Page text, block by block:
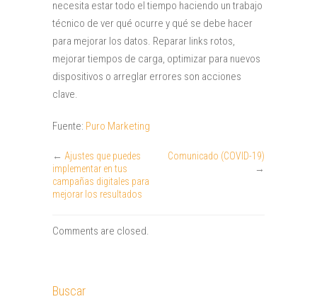
necesita estar todo el tiempo haciendo un trabajo
técnico de ver qué ocurre y qué se debe hacer
para mejorar los datos. Reparar links rotos,
mejorar tiempos de carga, optimizar para nuevos
dispositivos o arreglar errores son acciones
clave.
Fuente: Puro Marketing
← Ajustes que puedes
implementar en tus
campañas digitales para
mejorar los resultados
Comunicado (COVID-19)
→
Comments are closed.
Buscar